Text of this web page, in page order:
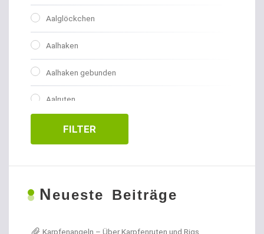
Aalglöckchen
Aalhaken
Aalhaken gebunden
Aalruten
Abhakmatten
FILTER
Neueste Beiträge
Karpfenangeln – Über Karpfenruten und Rigs